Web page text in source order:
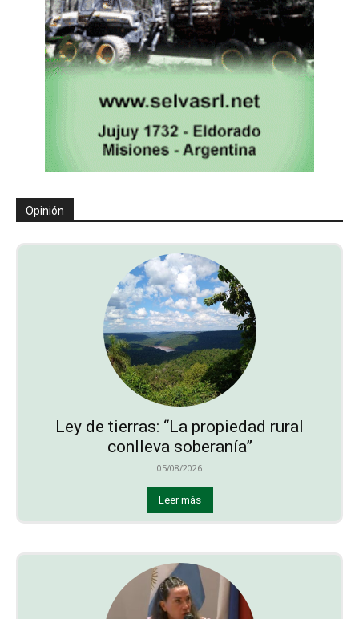
Opinión
Ley de tierras: “La propiedad rural
conlleva soberanía”
05/08/2026
Leer más